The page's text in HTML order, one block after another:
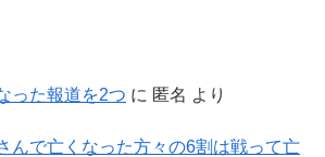
った報道を2つ に 匿名 より
んで亡くなった方々の6割は戦って亡